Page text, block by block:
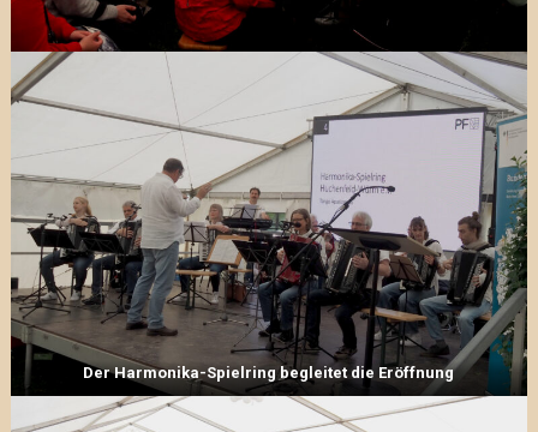
Der Harmonika-Spielring begleitet die Eröffnung